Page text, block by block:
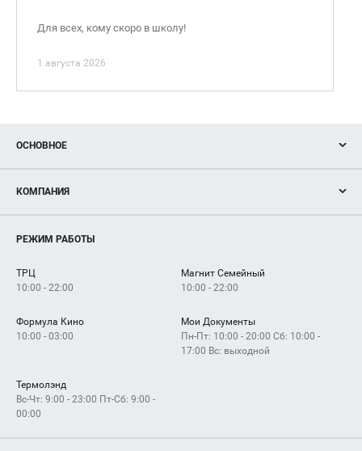
Для всех, кому скоро в школу!
1 августа 2026
ОСНОВНОЕ
Новости
Магазины
Услуги
КОМПАНИЯ
Рекламодателям
Как добраться
РЕЖИМ РАБОТЫ
ТРЦ
10:00 - 22:00
Магнит Семейный
10:00 - 22:00
Формула Кино
10:00 - 03:00
Мои Документы
Пн-Пт: 10:00 - 20:00 Сб: 10:00 -
17:00 Вс: выходной
Термолэнд
Вс-Чт: 9:00 - 23:00 Пт-Сб: 9:00 -
00:00